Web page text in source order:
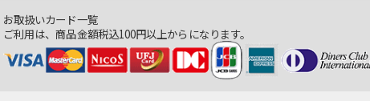
お取扱いカード一覧
ご利用は、商品金額税込100円以上からになります。